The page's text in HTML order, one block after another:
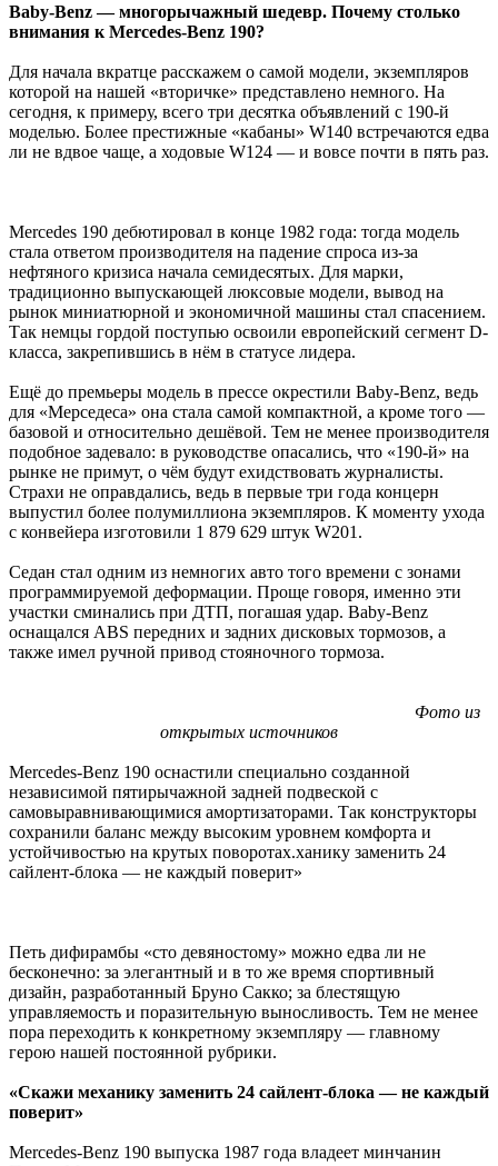
Baby-Benz — многорычажный шедевр. Почему столько
внимания к Mercedes-Benz 190?
Для начала вкратце расскажем о самой модели, экземпляров
которой на нашей «вторичке» представлено немного. На
сегодня, к примеру, всего три десятка объявлений с 190-й
моделью. Более престижные «кабаны» W140 встречаются едва
ли не вдвое чаще, а ходовые W124 — и вовсе почти в пять раз.
Mercedes 190 дебютировал в конце 1982 года: тогда модель
стала ответом производителя на падение спроса из-за
нефтяного кризиса начала семидесятых. Для марки,
традиционно выпускающей люксовые модели, вывод на
рынок миниатюрной и экономичной машины стал спасением.
Так немцы гордой поступью освоили европейский сегмент D-
класса, закрепившись в нём в статусе лидера.
Ещё до премьеры модель в прессе окрестили Baby-Benz, ведь
для «Мерседеса» она стала самой компактной, а кроме того —
базовой и относительно дешёвой. Тем не менее производителя
подобное задевало: в руководстве опасались, что «190-й» на
рынке не примут, о чём будут ехидствовать журналисты.
Страхи не оправдались, ведь в первые три года концерн
выпустил более полумиллиона экземпляров. К моменту ухода
с конвейера изготовили 1 879 629 штук W201.
Седан стал одним из немногих авто того времени с зонами
программируемой деформации. Проще говоря, именно эти
участки сминались при ДТП, погашая удар. Baby-Benz
оснащался ABS передних и задних дисковых тормозов, а
также имел ручной привод стояночного тормоза.
Фото из
открытых источников
Mercedes-Benz 190 оснастили специально созданной
независимой пятирычажной задней подвеской с
самовыравнивающимися амортизаторами. Так конструкторы
сохранили баланс между высоким уровнем комфорта и
устойчивостью на крутых поворотах.ханику заменить 24
сайлент-блока — не каждый поверит»
Петь дифирамбы «сто девяностому» можно едва ли не
бесконечно: за элегантный и в то же время спортивный
дизайн, разработанный Бруно Сакко; за блестящую
управляемость и поразительную выносливость. Тем не менее
пора переходить к конкретному экземпляру — главному
герою нашей постоянной рубрики.
«Скажи механику заменить 24 сайлент-блока — не каждый
поверит»
Mercedes-Benz 190 выпуска 1987 года владеет минчанин